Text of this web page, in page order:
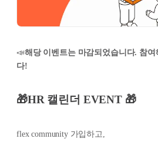
📣해당 이벤트는 마감되었습니다. 참
다!
🎁HR 캘린더 EVENT 🎁
flex community 가입하고,